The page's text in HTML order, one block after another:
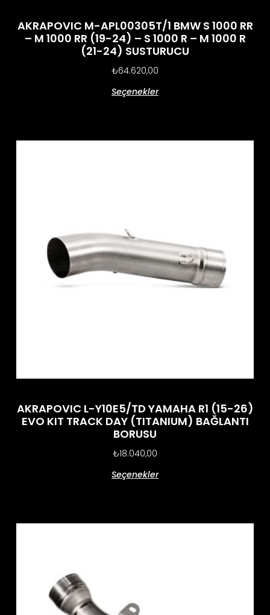
AKRAPOVIC M-APL00305T/1 BMW S 1000 RR
– M 1000 RR (19-24) – S 1000 R – M 1000 R
(21-24) SUSTURUCU
₺64.620,00
Seçenekler
AKRAPOVIC L-Y10E5/TD YAMAHA R1 (15-26)
EVO KIT TRACK DAY (TITANIUM) BAĞLANTI
BORUSU
₺18.040,00
Seçenekler